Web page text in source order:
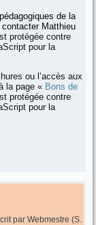
de la
Matthieu
protégée contre
pour la
ou l’accès aux
la page « Bons de
protégée contre
pour la
par Webmestre (S.